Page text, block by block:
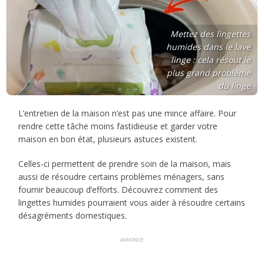
Mettez des lingettes
humides dans le lave
linge : cela résout le
plus grand problème
du linge
L’entretien de la maison n’est pas une mince affaire. Pour
rendre cette tâche moins fastidieuse et garder votre
maison en bon état, plusieurs astuces existent.
Celles-ci permettent de prendre soin de la maison, mais
aussi de résoudre certains problèmes ménagers, sans
fournir beaucoup d’efforts. Découvrez comment des
lingettes humides pourraient vous aider à résoudre certains
désagréments domestiques.
ANNONCE